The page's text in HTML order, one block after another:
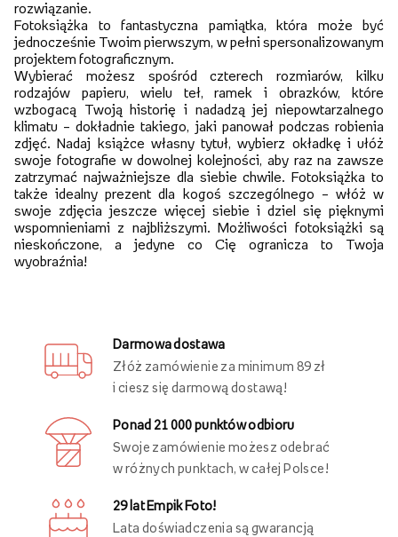
rozwiązanie.
Fotoksiążka to fantastyczna pamiątka, która może być
jednocześnie Twoim pierwszym, w pełni spersonalizowanym
projektem fotograficznym.
Wybierać możesz spośród czterech rozmiarów, kilku
rodzajów papieru, wielu teł, ramek i obrazków, które
wzbogacą Twoją historię i nadadzą jej niepowtarzalnego
klimatu – dokładnie takiego, jaki panował podczas robienia
zdjęć. Nadaj książce własny tytuł, wybierz okładkę i ułóż
swoje fotografie w dowolnej kolejności, aby raz na zawsze
zatrzymać najważniejsze dla siebie chwile. Fotoksiążka to
także idealny prezent dla kogoś szczególnego – włóż w
swoje zdjęcia jeszcze więcej siebie i dziel się pięknymi
wspomnieniami z najbliższymi. Możliwości fotoksiążki są
nieskończone, a jedyne co Cię ogranicza to Twoja
wyobraźnia!
Darmowa dostawa
Złóż zamówienie za minimum 89 zł
i ciesz się darmową dostawą!
Ponad 21 000 punktów odbioru
Swoje zamówienie możesz odebrać
w różnych punktach, w całej Polsce!
29 lat Empik Foto!
Lata doświadczenia są gwarancją